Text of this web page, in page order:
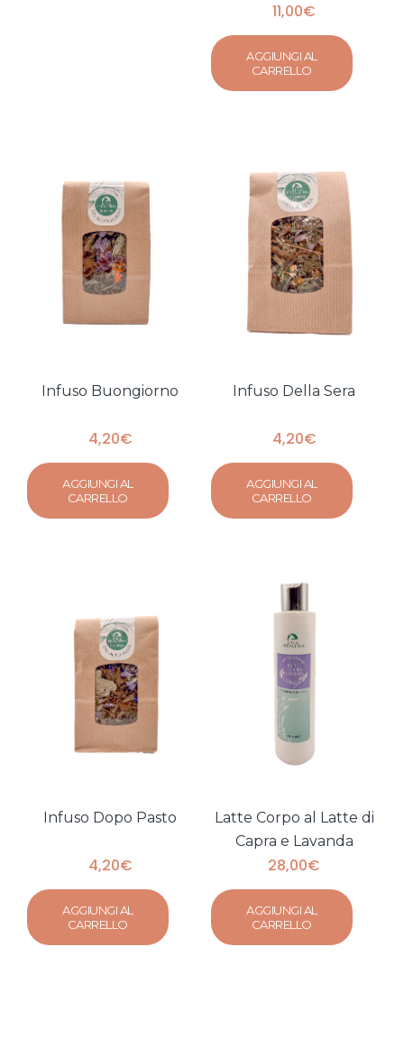
11,00€
AGGIUNGI AL
CARRELLO
Infuso Buongiorno
4,20€
AGGIUNGI AL
CARRELLO
Infuso Della Sera
4,20€
AGGIUNGI AL
CARRELLO
Infuso Dopo Pasto
4,20€
AGGIUNGI AL
CARRELLO
Latte Corpo al Latte di
Capra e Lavanda
28,00€
AGGIUNGI AL
CARRELLO